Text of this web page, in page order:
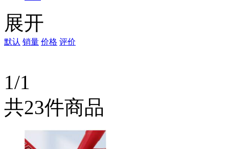
贝得力
展开
默认 销量 价格 评价
1/1
共23件商品